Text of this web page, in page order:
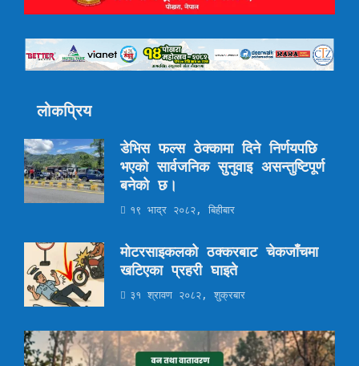
लोकप्रिय
डेभिस फल्स ठेक्कामा दिने निर्णयपछि
भएको सार्वजनिक सुनुवाइ असन्तुष्टिपूर्ण
बनेको छ।
१९ भाद्र २०८२, बिहीबार
मोटरसाइकलको ठक्करबाट चेकजाँचमा
खटिएका प्रहरी घाइते
३१ श्रावण २०८२, शुक्रबार